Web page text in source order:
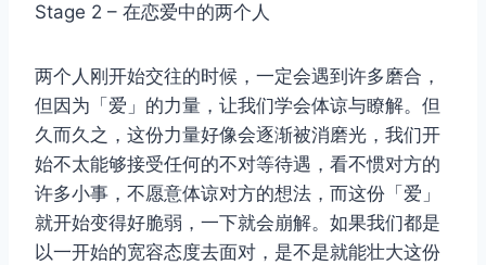
Stage 2 – 在恋爱中的两个人
两个人刚开始交往的时候，一定会遇到许多磨合，
但因为「爱」的力量，让我们学会体谅与瞭解。但
久而久之，这份力量好像会逐渐被消磨光，我们开
始不太能够接受任何的不对等待遇，看不惯对方的
许多小事，不愿意体谅对方的想法，而这份「爱」
就开始变得好脆弱，一下就会崩解。如果我们都是
以一开始的宽容态度去面对，是不是就能壮大这份